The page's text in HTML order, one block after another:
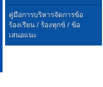
คู่มือการบริหารจัดการข้อ
ร้องเรียน / ร้องทุกข์ / ข้อ
เสนอแนะ